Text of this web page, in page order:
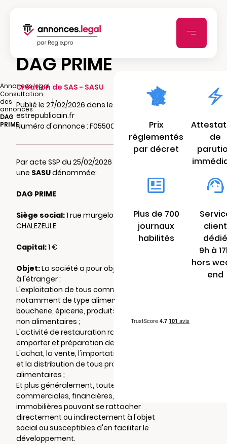
Annonces.legal
|
Consultation
des
annonces
|
DAG
PRIME
DAG PRIME
Création de SAS - SASU
Publié le 27/02/2026 dans le journal
estrepublicain.fr
Numéro d'annonce : F05500004ndum
Par acte SSP du 25/02/2026 il a été constitué
une SASUdénommée:
DAG PRIME
Siège social:1 rue murgelot 25220
CHALEZEULE
Capital:1 €
Objet:La société a pour objet, en France et
à l'étranger :
L'exploitation de tous commerces de détail,
notamment de type alimentation générale,
boucherie, épicerie, produits alimentaires et
non alimentaires ;
L'activité de restauration rapide, vente à
emporter et préparation de plats ;
L'achat, la vente, l'importation, l'exportation
et la distribution de tous produits
alimentaires ;
Et plus généralement, toutes opérations
commerciales, financières, mobilières ou
immobilières pouvant se rattacher
directement ou indirectement à l'objet
social ou susceptibles d'en faciliter le
développement.
Prix
réglementés
par décret
de
Plus de 700
journaux
habilités
client
dédié
9h à
hors
end